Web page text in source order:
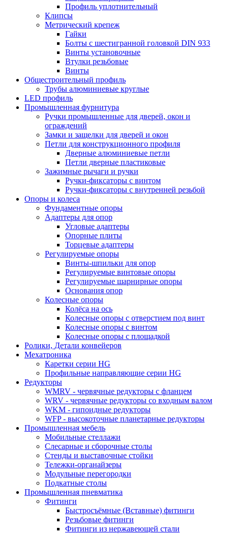
Профиль уплотнительный
Клипсы
Метрический крепеж
Гайки
Болты с шестигранной головкой DIN 933
Винты установочные
Втулки резьбовые
Винты
Общестроительный профиль
Трубы алюминиевые круглые
LED профиль
Промышленная фурнитура
Ручки промышленные для дверей, окон и
ограждений
Замки и защелки для дверей и окон
Петли для конструкционного профиля
Дверные алюминиевые петли
Петли дверные пластиковые
Зажимные рычаги и ручки
Ручки-фиксаторы c винтом
Ручки-фиксаторы c внутренней резьбой
Опоры и колеса
Фундаментные опоры
Адаптеры для опор
Угловые адаптеры
Опорные плиты
Торцевые адаптеры
Регулируемые опоры
Винты-шпильки для опор
Регулируемые винтовые опоры
Регулируемые шарнирные опоры
Основания опор
Колесные опоры
Колёса на ось
Колесные опоры с отверстием под винт
Колесные опоры с винтом
Колесные опоры с площадкой
Ролики, Детали конвейеров
Мехатроника
Каретки серии HG
Профильные направляющие серии HG
Редукторы
WMRV - червячные редукторы с фланцем
WRV - червячные редукторы со входным валом
WKM - гипоидные редукторы
WFP - высокоточные планетарные редукторы
Промышленная мебель
Мобильные стеллажи
Слесарные и сборочные столы
Стенды и выставочные стойки
Тележки-органайзеры
Модульные перегородки
Подкатные столы
Промышленная пневматика
Фитинги
Быстросъёмные (Вставные) фитинги
Резьбовые фитинги
Фитинги из нержавеющей стали